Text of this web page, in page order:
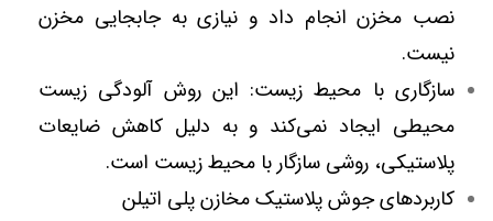
نصب مخزن انجام داد و نیازی به جابجایی مخزن
نیست.
سازگاری با محیط زیست: این روش آلودگی زیست
محیطی ایجاد نمی‌کند و به دلیل کاهش ضایعات
پلاستیکی، روشی سازگار با محیط زیست است.
کاربردهای جوش پلاستیک مخازن پلی اتیلن